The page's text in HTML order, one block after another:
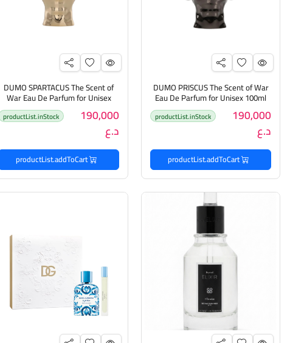
DUMO PRISCUS The Scent of War
Eau De Parfum for Unisex 100ml
دومو عطر للرجال والنساء190,000
د.ع
productList.inStock
productList.addToCart
DUMO SPARTACUS The Scent of
War Eau De Parfum for Unisex
100ml دومو عطر للرجال والنساء
190,000
د.ع
productList.inStock
productList.addToCart